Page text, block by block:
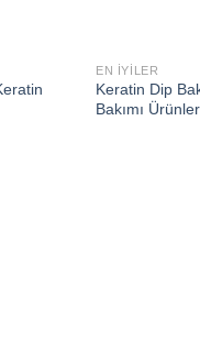
Add to
EN İYILER
Keratin Dip
Bakımı